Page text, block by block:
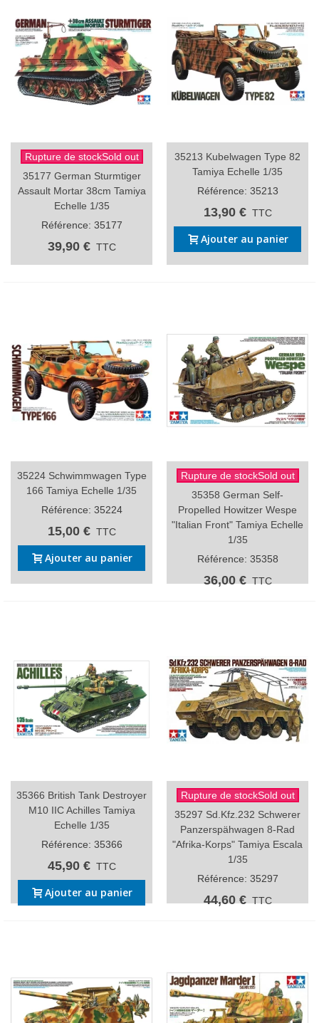
Rupture de stockSold out
35177 German Sturmtiger
Assault Mortar 38cm Tamiya
Echelle 1/35
Référence: 35177
39,90 € TTC
35213 Kubelwagen Type 82
Tamiya Echelle 1/35
Référence: 35213
13,90 € TTC
Ajouter au panier
35224 Schwimmwagen Type
166 Tamiya Echelle 1/35
Référence: 35224
15,00 € TTC
Ajouter au panier
Rupture de stockSold out
35358 German Self-
Propelled Howitzer Wespe
"Italian Front" Tamiya Echelle
1/35
Référence: 35358
36,00 € TTC
35366 British Tank Destroyer
M10 IIC Achilles Tamiya
Echelle 1/35
Référence: 35366
45,90 € TTC
Ajouter au panier
Rupture de stockSold out
35297 Sd.Kfz.232 Schwerer
Panzerspähwagen 8-Rad
"Afrika-Korps" Tamiya Escala
1/35
Référence: 35297
44,60 € TTC